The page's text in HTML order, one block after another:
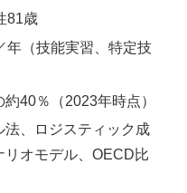
81歳
年（技能実習、特定技
40％（2023年時点）
、ロジスティック成
オモデル、OECD比